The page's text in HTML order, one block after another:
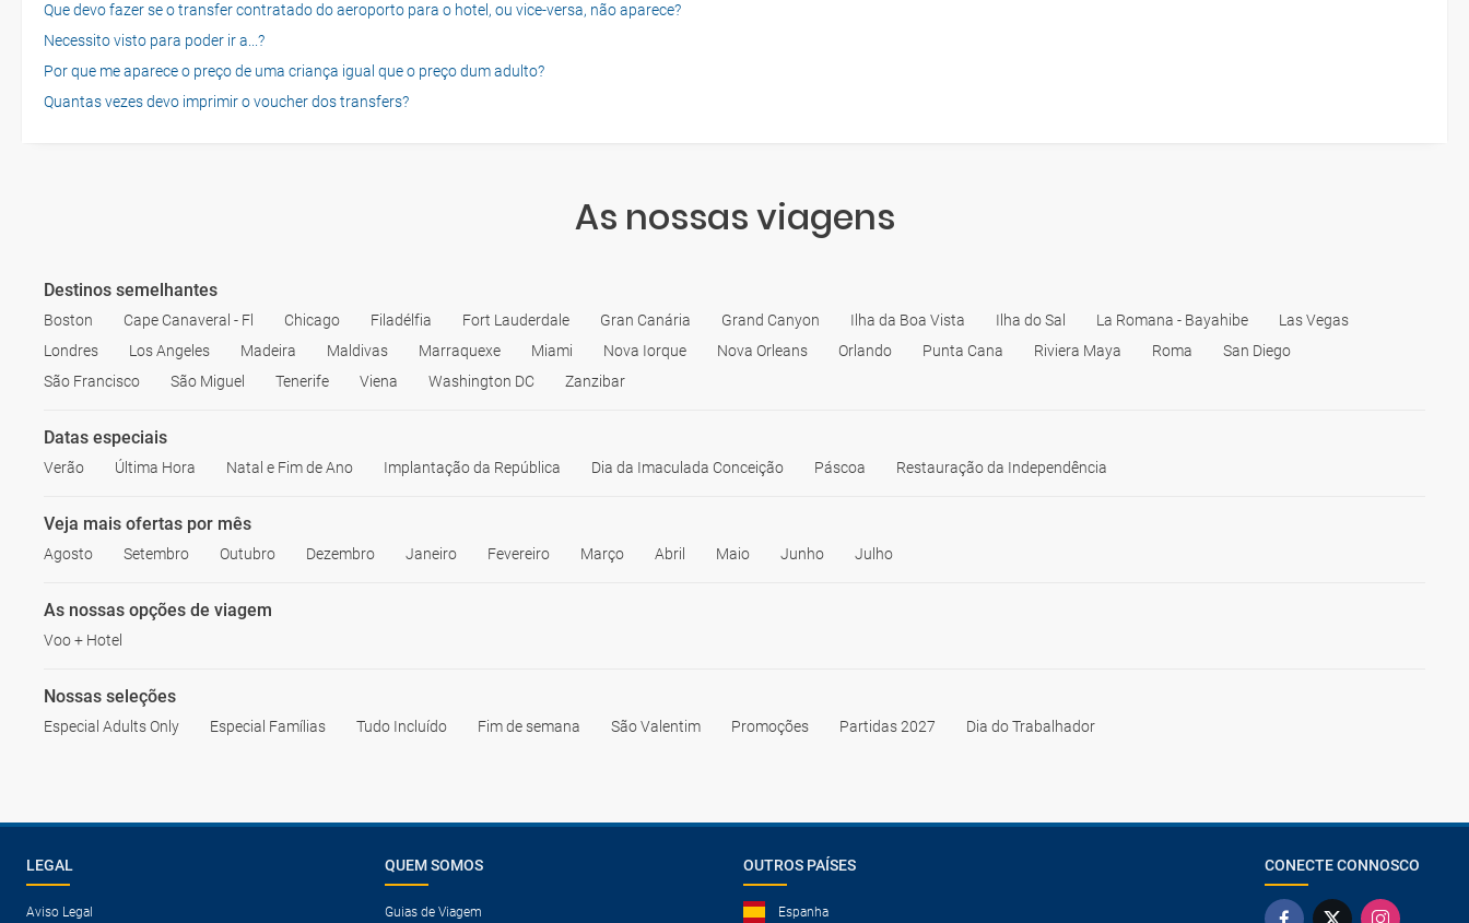
Que devo fazer se o transfer contratado do aeroporto para o hotel, ou vice-versa, não aparece?
Necessito visto para poder ir a...?
Por que me aparece o preço de uma criança igual que o preço dum adulto?
Quantas vezes devo imprimir o voucher dos transfers?
As nossas viagens
Destinos semelhantes
Boston Cape Canaveral - Fl Chicago Filadélfia Fort Lauderdale Gran Canária Grand Canyon Ilha da Boa Vista Ilha do Sal La Romana - Bayahibe
Las Vegas
Londres
Los Angeles Madeira Maldivas Marraquexe Miami Nova Iorque Nova Orleans Orlando Punta Cana Riviera Maya Roma
San Diego
São Francisco
São Miguel Tenerife Viena Washington DC Zanzibar
Datas especiais
Verão Última Hora Natal e Fim de Ano Implantação da República Dia da Imaculada Conceição Páscoa Restauração da Independência
Veja mais ofertas por mês
Agosto Setembro Outubro Dezembro Janeiro Fevereiro Março Abril Maio Junho Julho
As nossas opções de viagem
Voo + Hotel
Nossas seleções
Especial Adults Only Especial Famílias Tudo Incluído Fim de semana São Valentim Promoções Partidas 2027 Dia do Trabalhador
LEGAL
Aviso Legal
QUEM SOMOS
Guias de Viagem
OUTROS PAÍSES
Espanha
CONECTE CONNOSCO